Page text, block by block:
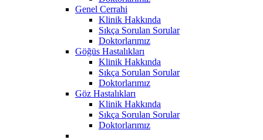
Genel Cerrahi
Klinik Hakkında
Sıkça Sorulan Sorular
Doktorlarımız
Göğüs Hastalıkları
Klinik Hakkında
Sıkça Sorulan Sorular
Doktorlarımız
Göz Hastalıkları
Klinik Hakkında
Sıkça Sorulan Sorular
Doktorlarımız